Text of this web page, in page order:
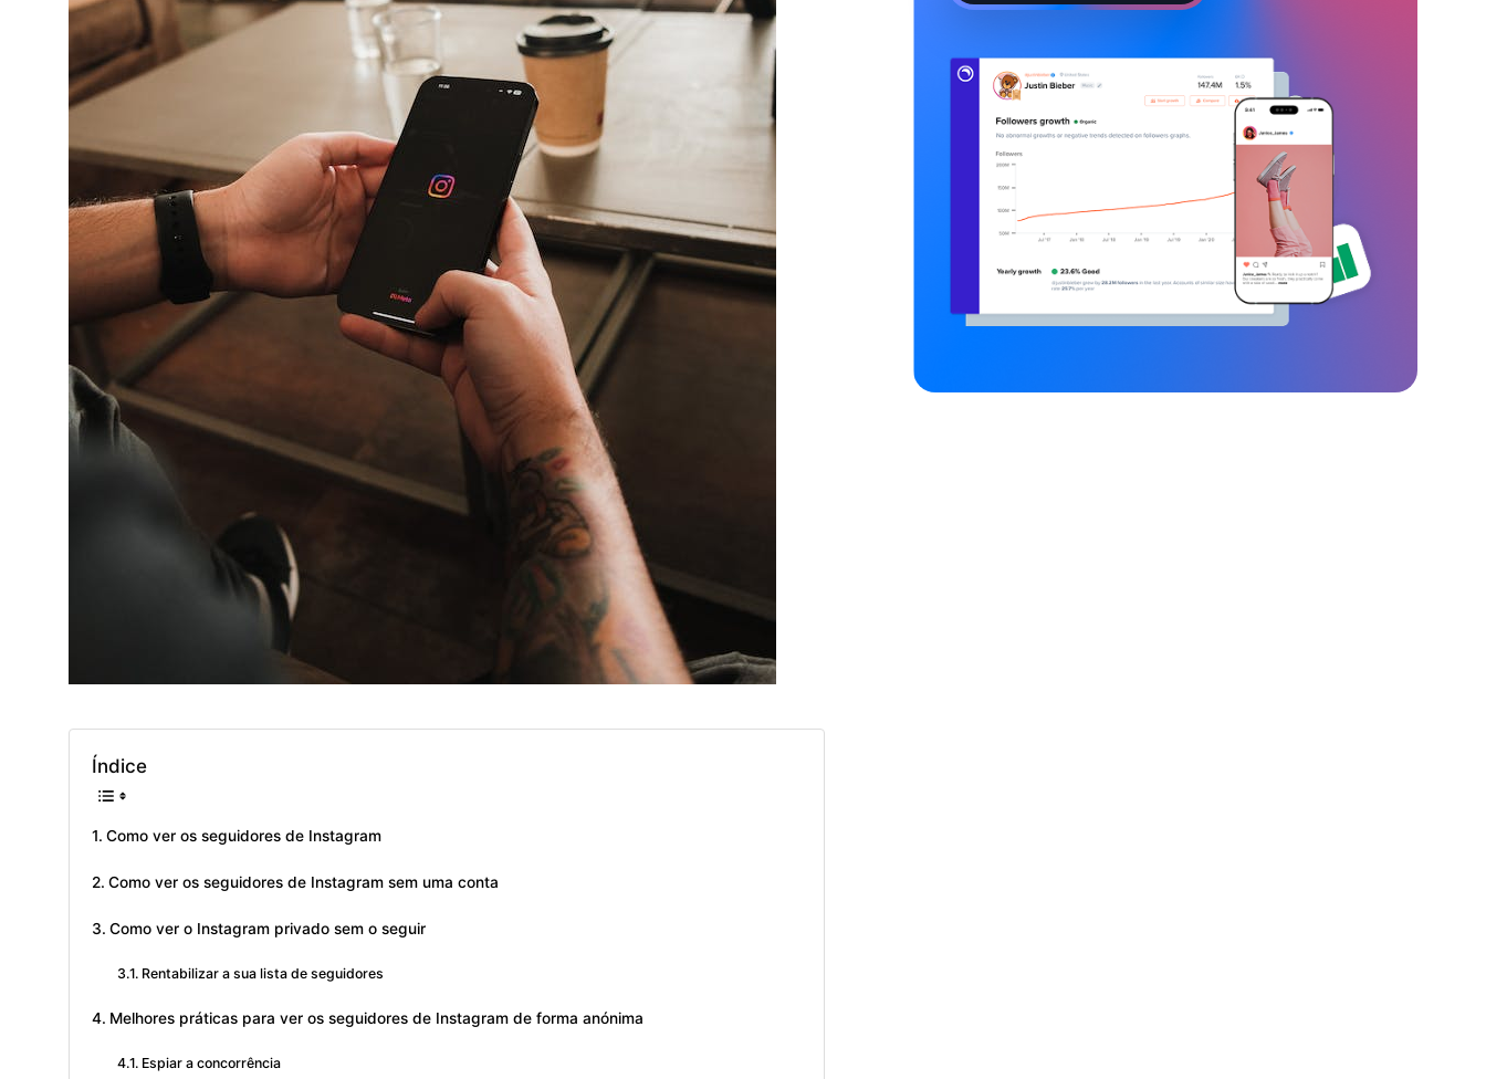
Índice
Como ver os seguidores de Instagram
Como ver os seguidores de Instagram sem uma conta
Como ver o Instagram privado sem o seguir
Rentabilizar a sua lista de seguidores
Melhores práticas para ver os seguidores de Instagram de forma anónima
Espiar a concorrência